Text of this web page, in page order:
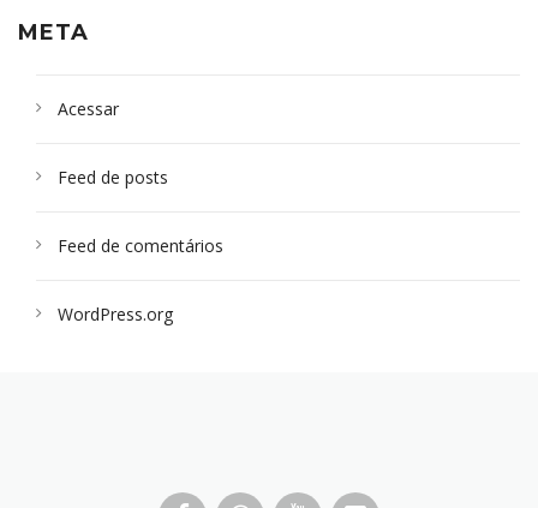
META
Acessar
Feed de posts
Feed de comentários
WordPress.org